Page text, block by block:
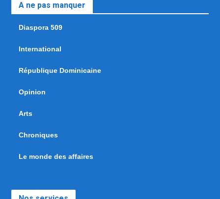
A ne pas manquer
Diaspora 509
International
République Dominicaine
Opinion
Arts
Chroniques
Le monde des affaires